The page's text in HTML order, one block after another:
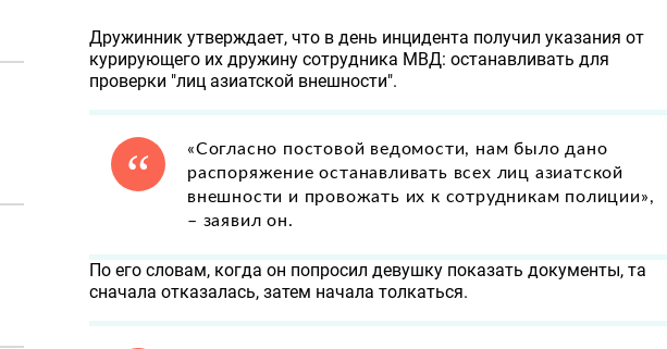
Дружинник утверждает, что в день инцидента получил указания от
курирующего их дружину сотрудника МВД: останавливать для
проверки "лиц азиатской внешности".
«Согласно постовой ведомости, нам было дано
распоряжение останавливать всех лиц азиатской
внешности и провожать их к сотрудникам полиции»,
– заявил он.
По его словам, когда он попросил девушку показать документы, та
сначала отказалась, затем начала толкаться.